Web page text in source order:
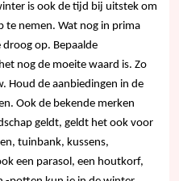
is ook de tijd bij uitstek om
te nemen. Wat nog in prima
droog op. Bepaalde
nog de moeite waard is. Zo
Houd de aanbiedingen in de
Ook de bekende merken
geldt, geldt het ook voor
tuinbank, kussens,
een parasol, een houtkorf,